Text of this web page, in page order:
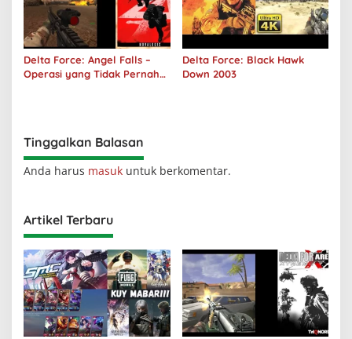
Delta Force: Angel Falls –
Operasi yang Tidak Pernah
Delta Force: Black Hawk
Down 2003
Tinggalkan Balasan
Anda harus masuk untuk berkomentar.
Artikel Terbaru